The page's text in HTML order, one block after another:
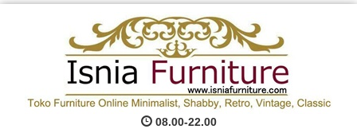
08.00-22.00